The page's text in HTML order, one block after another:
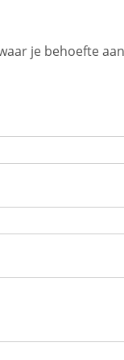
je behoefte